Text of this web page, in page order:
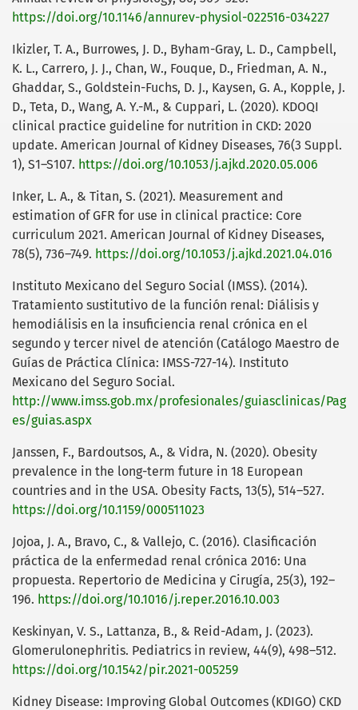
https://doi.org/10.1146/annurev-physiol-022516-034227
Ikizler, T. A., Burrowes, J. D., Byham-Gray, L. D., Campbell,
K. L., Carrero, J. J., Chan, W., Fouque, D., Friedman, A. N.,
Ghaddar, S., Goldstein-Fuchs, D. J., Kaysen, G. A., Kopple, J.
D., Teta, D., Wang, A. Y.-M., & Cuppari, L. (2020). KDOQI
clinical practice guideline for nutrition in CKD: 2020
update. American Journal of Kidney Diseases, 76(3 Suppl.
1), S1–S107. https://doi.org/10.1053/j.ajkd.2020.05.006
Inker, L. A., & Titan, S. (2021). Measurement and
estimation of GFR for use in clinical practice: Core
curriculum 2021. American Journal of Kidney Diseases,
78(5), 736–749. https://doi.org/10.1053/j.ajkd.2021.04.016
Instituto Mexicano del Seguro Social (IMSS). (2014).
Tratamiento sustitutivo de la función renal: Diálisis y
hemodiálisis en la insuficiencia renal crónica en el
segundo y tercer nivel de atención (Catálogo Maestro de
Guías de Práctica Clínica: IMSS-727-14). Instituto
Mexicano del Seguro Social.
http://www.imss.gob.mx/profesionales/guiasclinicas/Pag
es/guias.aspx
Janssen, F., Bardoutsos, A., & Vidra, N. (2020). Obesity
prevalence in the long-term future in 18 European
countries and in the USA. Obesity Facts, 13(5), 514–527.
https://doi.org/10.1159/000511023
Jojoa, J. A., Bravo, C., & Vallejo, C. (2016). Clasificación
práctica de la enfermedad renal crónica 2016: Una
propuesta. Repertorio de Medicina y Cirugía, 25(3), 192–
196. https://doi.org/10.1016/j.reper.2016.10.003
Keskinyan, V. S., Lattanza, B., & Reid-Adam, J. (2023).
Glomerulonephritis. Pediatrics in review, 44(9), 498–512.
https://doi.org/10.1542/pir.2021-005259
Kidney Disease: Improving Global Outcomes (KDIGO) CKD